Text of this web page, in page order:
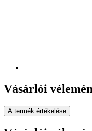
Vásárlói
A termék értékelése